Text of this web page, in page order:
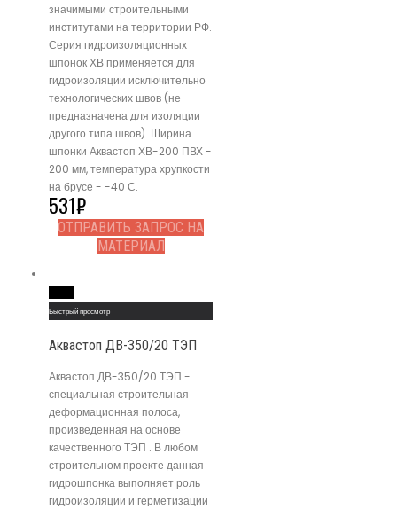
значимыми строительными
институтами на территории РФ.
Серия гидроизоляционных
шпонок ХВ применяется для
гидроизоляции исключительно
технологических швов (не
предназначена для изоляции
другого типа швов). Ширина
шпонки Аквастоп ХВ-200 ПВХ -
200 мм, температура хрупкости
на брусе - -40 С.
531₽
ОТПРАВИТЬ ЗАПРОС НА
МАТЕРИАЛ
Быстрый просмотр
Аквастоп ДВ-350/20 ТЭП
Аквастоп ДВ-350/20 ТЭП -
специальная строительная
деформационная полоса,
произведенная на основе
качественного ТЭП . В любом
строительном проекте данная
гидрошпонка выполняет роль
гидроизоляции и герметизации